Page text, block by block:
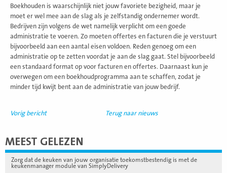
Boekhouden is waarschijnlijk niet jouw favoriete bezigheid, maar je
moet er wel mee aan de slag als je zelfstandig ondernemer wordt.
Bedrijven zijn volgens de wet namelijk verplicht om een goede
administratie te voeren. Zo moeten offertes en facturen die je verstuurt
bijvoorbeeld aan een aantal eisen voldoen. Reden genoeg om een
administratie op te zetten voordat je aan de slag gaat. Stel bijvoorbeeld
een standaard format op voor facturen en offertes. Daarnaast kun je
overwegen om een boekhoudprogramma aan te schaffen, zodat je
minder tijd kwijt bent aan de administratie van jouw bedrijf.
Vorig bericht Terug naar nieuws
MEEST GELEZEN
Zorg dat de keuken van jouw organisatie toekomstbestendig is met de
keukenmanager module van SimplyDelivery